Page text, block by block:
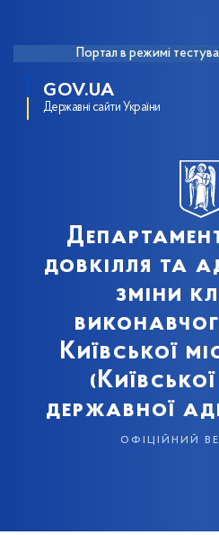
Портал в режимі
GOV.UA
Державні сайти України
довкілля та
зміни
Київської
державної
офіційний